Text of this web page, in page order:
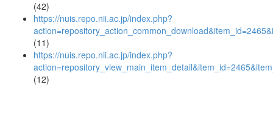
(42)
https://nuis.repo.nii.ac.jp/index.php?
(11)
https://nuis.repo.nii.ac.jp/index.php?
(12)